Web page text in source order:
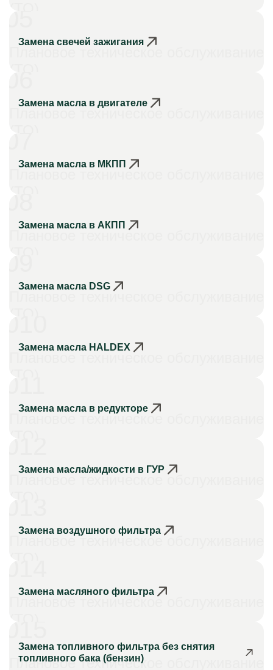
Плановое техническое обслуживание
Замена свечей зажигания
Плановое техническое обслуживание
Замена масла в двигателе
Плановое техническое обслуживание
Замена масла в МКПП
Плановое техническое обслуживание
Замена масла в АКПП
Плановое техническое обслуживание
Замена масла DSG
Плановое техническое обслуживание
Замена масла HALDEX
Плановое техническое обслуживание
Замена масла в редукторе
Плановое техническое обслуживание
Замена масла/жидкости в ГУР
Плановое техническое обслуживание
Замена воздушного фильтра
Плановое техническое обслуживание
Замена масляного фильтра
Плановое техническое обслуживание
Замена топливного фильтра без снятия
топливного бака (бензин)